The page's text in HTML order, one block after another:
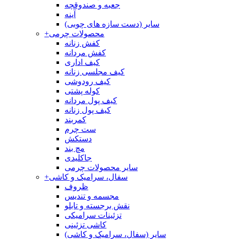
جعبه و صندوقچه
آینه
سایر (دست سازه های چوبی)
+محصولات چرمی
کفش زنانه
کفش مردانه
کیف اداری
کیف مجلسی زنانه
کیف رودوشی
کوله پشتی
کیف پول مردانه
کیف پول زنانه
کمربند
ست چرم
دستکش
مچ بند
جاکلیدی
سایر محصولات چرمی
+سفال، سرامیک و کاشی
ظروف
مجسمه و تندیس
نقش برجسته و تابلو
تزئینات سرامیکی
کاشی تزئینی
سایر (سفال، سرامیک و کاشی)